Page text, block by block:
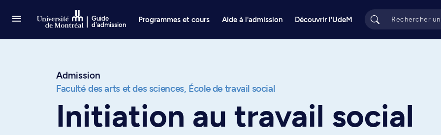
Guide
d'admission
Programmes et cours Aide à l'admission Découvrir l'UdeM
Admission
Faculté des arts et des sciences, École de travail social
Initiation au travail social